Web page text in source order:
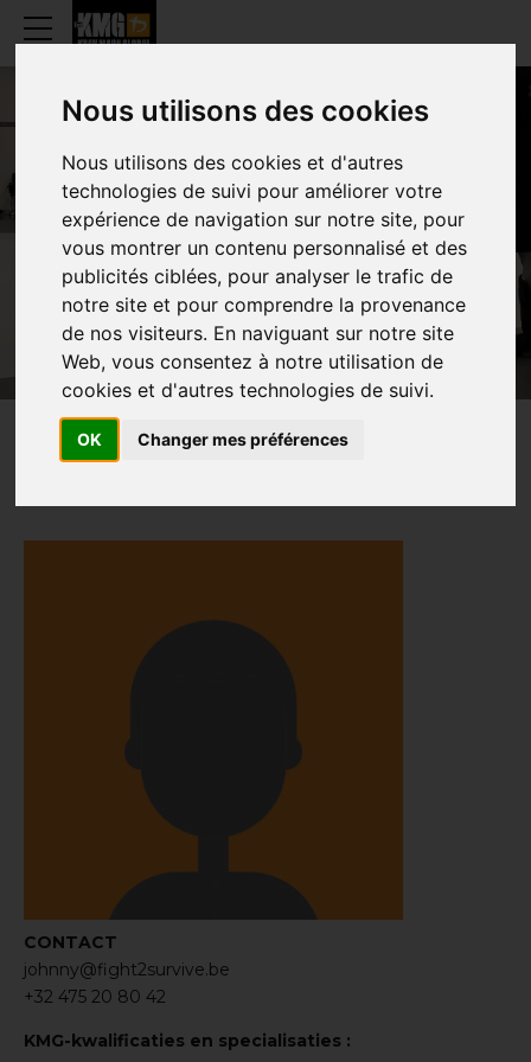
Nous utilisons des cookies
Nous utilisons des cookies et d'autres
technologies de suivi pour améliorer votre
expérience de navigation sur notre site, pour
vous montrer un contenu personnalisé et des
publicités ciblées, pour analyser le trafic de
notre site et pour comprendre la provenance
de nos visiteurs. En naviguant sur notre site
Web, vous consentez à notre utilisation de
cookies et d'autres technologies de suivi.
OK Changer mes préférences
JOHNNY
WATERSCHOOT
PRESENTATION
CONTACT
johnny@fight2survive.be
+32 475 20 80 42
KMG-kwalificaties en specialisaties :